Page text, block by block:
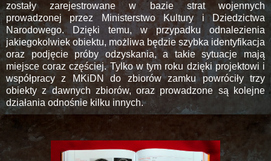
zostały zarejestrowane w bazie strat wojennych
prowadzonej przez Ministerstwo Kultury i Dziedzictwa
Narodowego. Dzięki temu, w przypadku odnalezienia
jakiegokolwiek obiektu, możliwa będzie szybka identyfikacja
oraz podjęcie próby odzyskania, a takie sytuacje mają
miejsce coraz częściej. Tylko w tym roku dzięki projektowi i
współpracy z MKiDN do zbiorów zamku powróciły trzy
obiekty z dawnych zbiorów, oraz prowadzone są kolejne
działania odnośnie kilku innych.